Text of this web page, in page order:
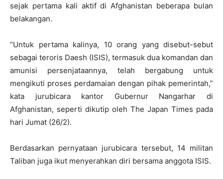
sejak pertama kali aktif di Afghanistan beberapa bulan
belakangan.
“Untuk pertama kalinya, 10 orang yang disebut-sebut
sebagai teroris Daesh (ISIS), termasuk dua komandan dan
amunisi persenjataannya, telah bergabung untuk
mengikuti proses perdamaian dengan pihak pemerintah,”
kata jurubicara kantor Gubernur Nangarhar di
Afghanistan, seperti dikutip oleh The Japan Times pada
hari Jumat (26/2).
Berdasarkan pernyataan jurubicara tersebut, 14 militan
Taliban juga ikut menyerahkan diri bersama anggota ISIS.